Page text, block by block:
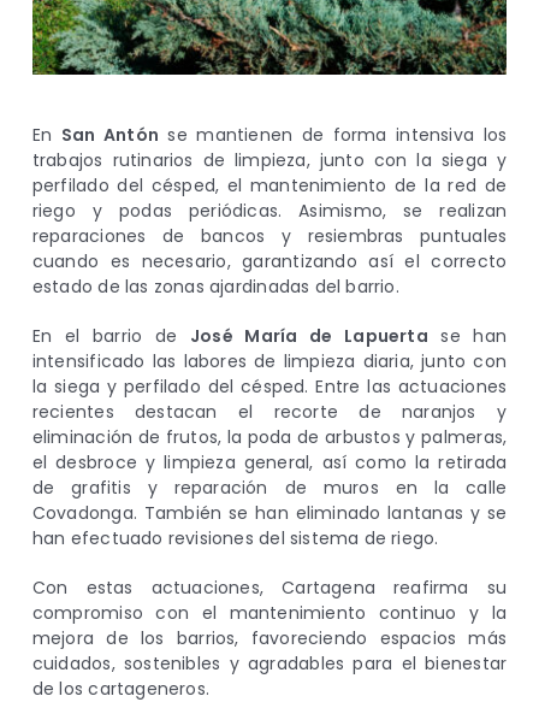
En San Antón se mantienen de forma intensiva los
trabajos rutinarios de limpieza, junto con la siega y
perfilado del césped, el mantenimiento de la red de
riego y podas periódicas. Asimismo, se realizan
reparaciones de bancos y resiembras puntuales
cuando es necesario, garantizando así el correcto
estado de las zonas ajardinadas del barrio.
En el barrio de José María de Lapuerta se han
intensificado las labores de limpieza diaria, junto con
la siega y perfilado del césped. Entre las actuaciones
recientes destacan el recorte de naranjos y
eliminación de frutos, la poda de arbustos y palmeras,
el desbroce y limpieza general, así como la retirada
de grafitis y reparación de muros en la calle
Covadonga. También se han eliminado lantanas y se
han efectuado revisiones del sistema de riego.
Con estas actuaciones, Cartagena reafirma su
compromiso con el mantenimiento continuo y la
mejora de los barrios, favoreciendo espacios más
cuidados, sostenibles y agradables para el bienestar
de los cartageneros.